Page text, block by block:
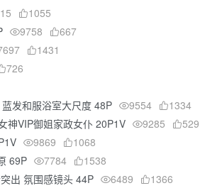
1055
9758
667
1431
726
发和服浴室大尺度 48P 9554
1334
神VIP御姐家政女仆 20P1V 9285
529
9869
1068
69P 7784
1538
出 氛围感镜头 44P 6489
1366